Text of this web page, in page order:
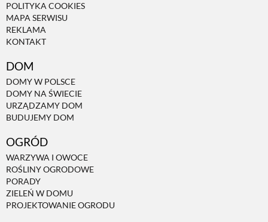
POLITYKA COOKIES
MAPA SERWISU
REKLAMA
KONTAKT
DOM
DOMY W POLSCE
DOMY NA ŚWIECIE
URZĄDZAMY DOM
BUDUJEMY DOM
OGRÓD
WARZYWA I OWOCE
ROŚLINY OGRODOWE
PORADY
ZIELEŃ W DOMU
PROJEKTOWANIE OGRODU
PROJEKTOWANIE OGRODU
NATURALNA APTECZKA